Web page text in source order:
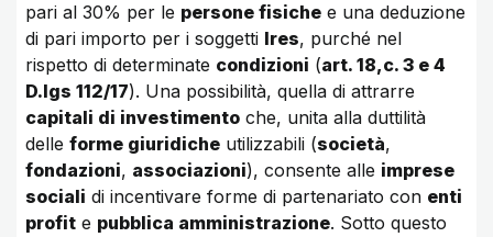
pari al 30% per le persone fisiche e una deduzione
di pari importo per i soggetti Ires, purché nel
rispetto di determinate condizioni (art. 18,c. 3 e 4
D.lgs 112/17). Una possibilità, quella di attrarre
capitali di investimento che, unita alla duttilità
delle forme giuridiche utilizzabili (società,
fondazioni, associazioni), consente alle imprese
sociali di incentivare forme di partenariato con enti
profit e pubblica amministrazione. Sotto questo